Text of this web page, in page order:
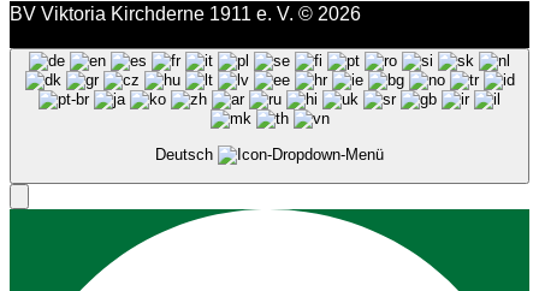
BV Viktoria Kirchderne 1911 e. V. © 2026
Deutsch